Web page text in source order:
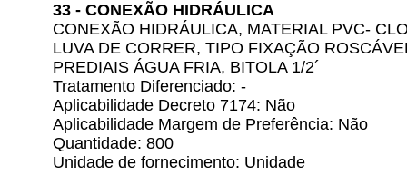
33 - CONEXÃO HIDRÁULICA
CONEXÃO HIDRÁULICA, MATERIAL PVC-
LUVA DE CORRER, TIPO FIXAÇÃO
PREDIAIS ÁGUA FRIA, BITOLA 1/2´
Tratamento Diferenciado: -
Aplicabilidade Decreto 7174: Não
Aplicabilidade Margem de Preferência: Não
Quantidade: 800
Unidade de fornecimento: Unidade